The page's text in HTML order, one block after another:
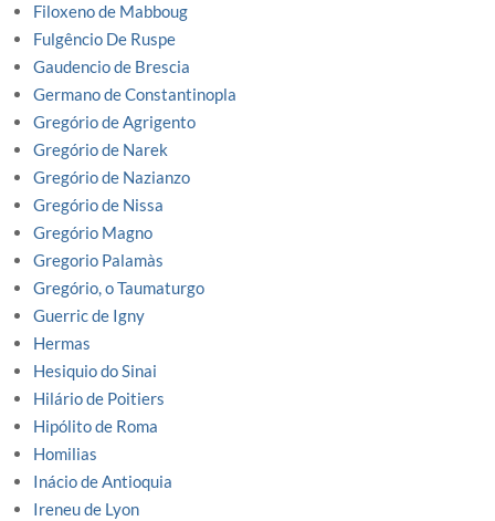
Filoxeno de Mabboug
Fulgêncio De Ruspe
Gaudencio de Brescia
Germano de Constantinopla
Gregório de Agrigento
Gregório de Narek
Gregório de Nazianzo
Gregório de Nissa
Gregório Magno
Gregorio Palamàs
Gregório, o Taumaturgo
Guerric de Igny
Hermas
Hesiquio do Sinai
Hilário de Poitiers
Hipólito de Roma
Homilias
Inácio de Antioquia
Ireneu de Lyon